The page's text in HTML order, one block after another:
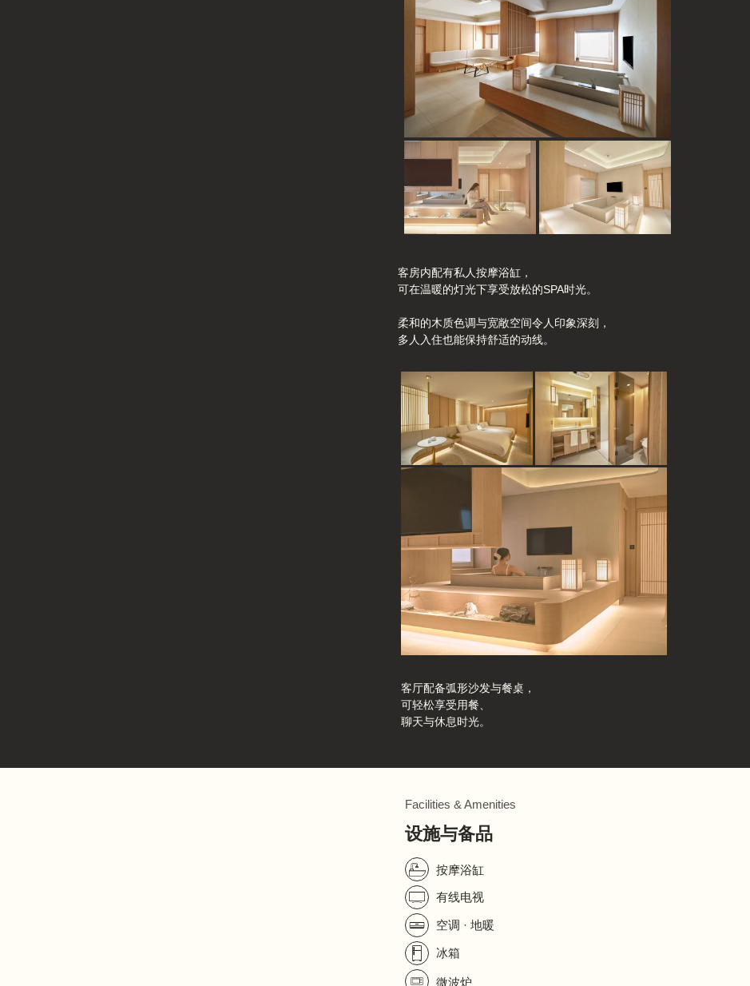
客厅配备弧形沙发与餐桌，
可轻松享受用餐、
聊天与休息时光。
客房内配有私人按摩浴缸，
可在温暖的灯光下享受放松的SPA时光。
柔和的木质色调与宽敞空间令人印象深刻，
多人入住也能保持舒适的动线。
Facilities & Amenities
设施与备品
有线电视
按摩浴缸
空调 · 地暖
冰箱
微波炉